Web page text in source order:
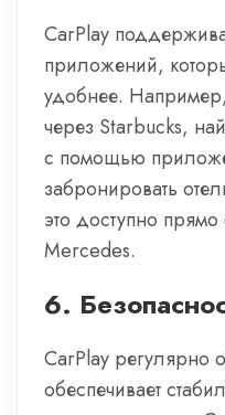
CarPlay
приложений,
удобнее.
через Starbucks,
с помощью
забронировать
это доступно
Mercedes.
6.
CarPlay регулярно
обеспечивает